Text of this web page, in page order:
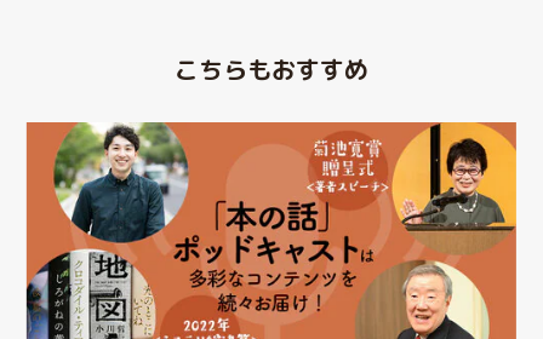
こちらもおすすめ